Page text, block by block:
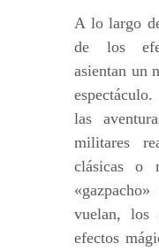
A lo largo
de los
asientan un
las
militares
clásicas o
vuelan, los
efectos